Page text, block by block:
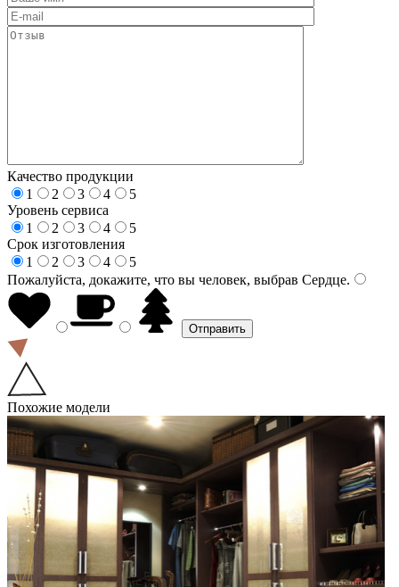
Качество продукции
1
2 3 4
5
Уровень сервиса
1
2 3 4
5
Срок изготовления
1
2 3 4
5
Пожалуйста, докажите, что вы человек, выбрав Сердце.
Похожие модели